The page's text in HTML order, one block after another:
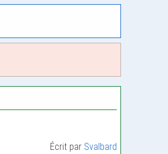
Écrit par Svalbard